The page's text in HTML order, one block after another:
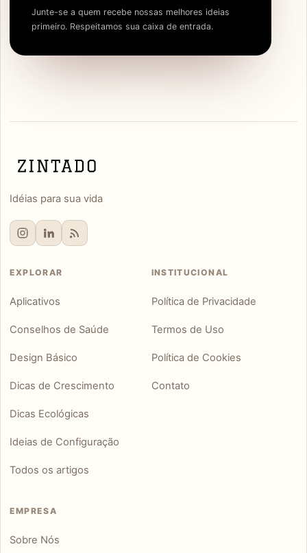
Junte-se a quem recebe nossas melhores ideias
primeiro. Respeitamos sua caixa de entrada.
Idéias para sua vida
EXPLORAR
Aplicativos
Conselhos de Saúde
Design Básico
Dicas de Crescimento
Dicas Ecológicas
Ideias de Configuração
Todos os artigos
INSTITUCIONAL
Política de Privacidade
Termos de Uso
Política de Cookies
Contato
EMPRESA
Sobre Nós